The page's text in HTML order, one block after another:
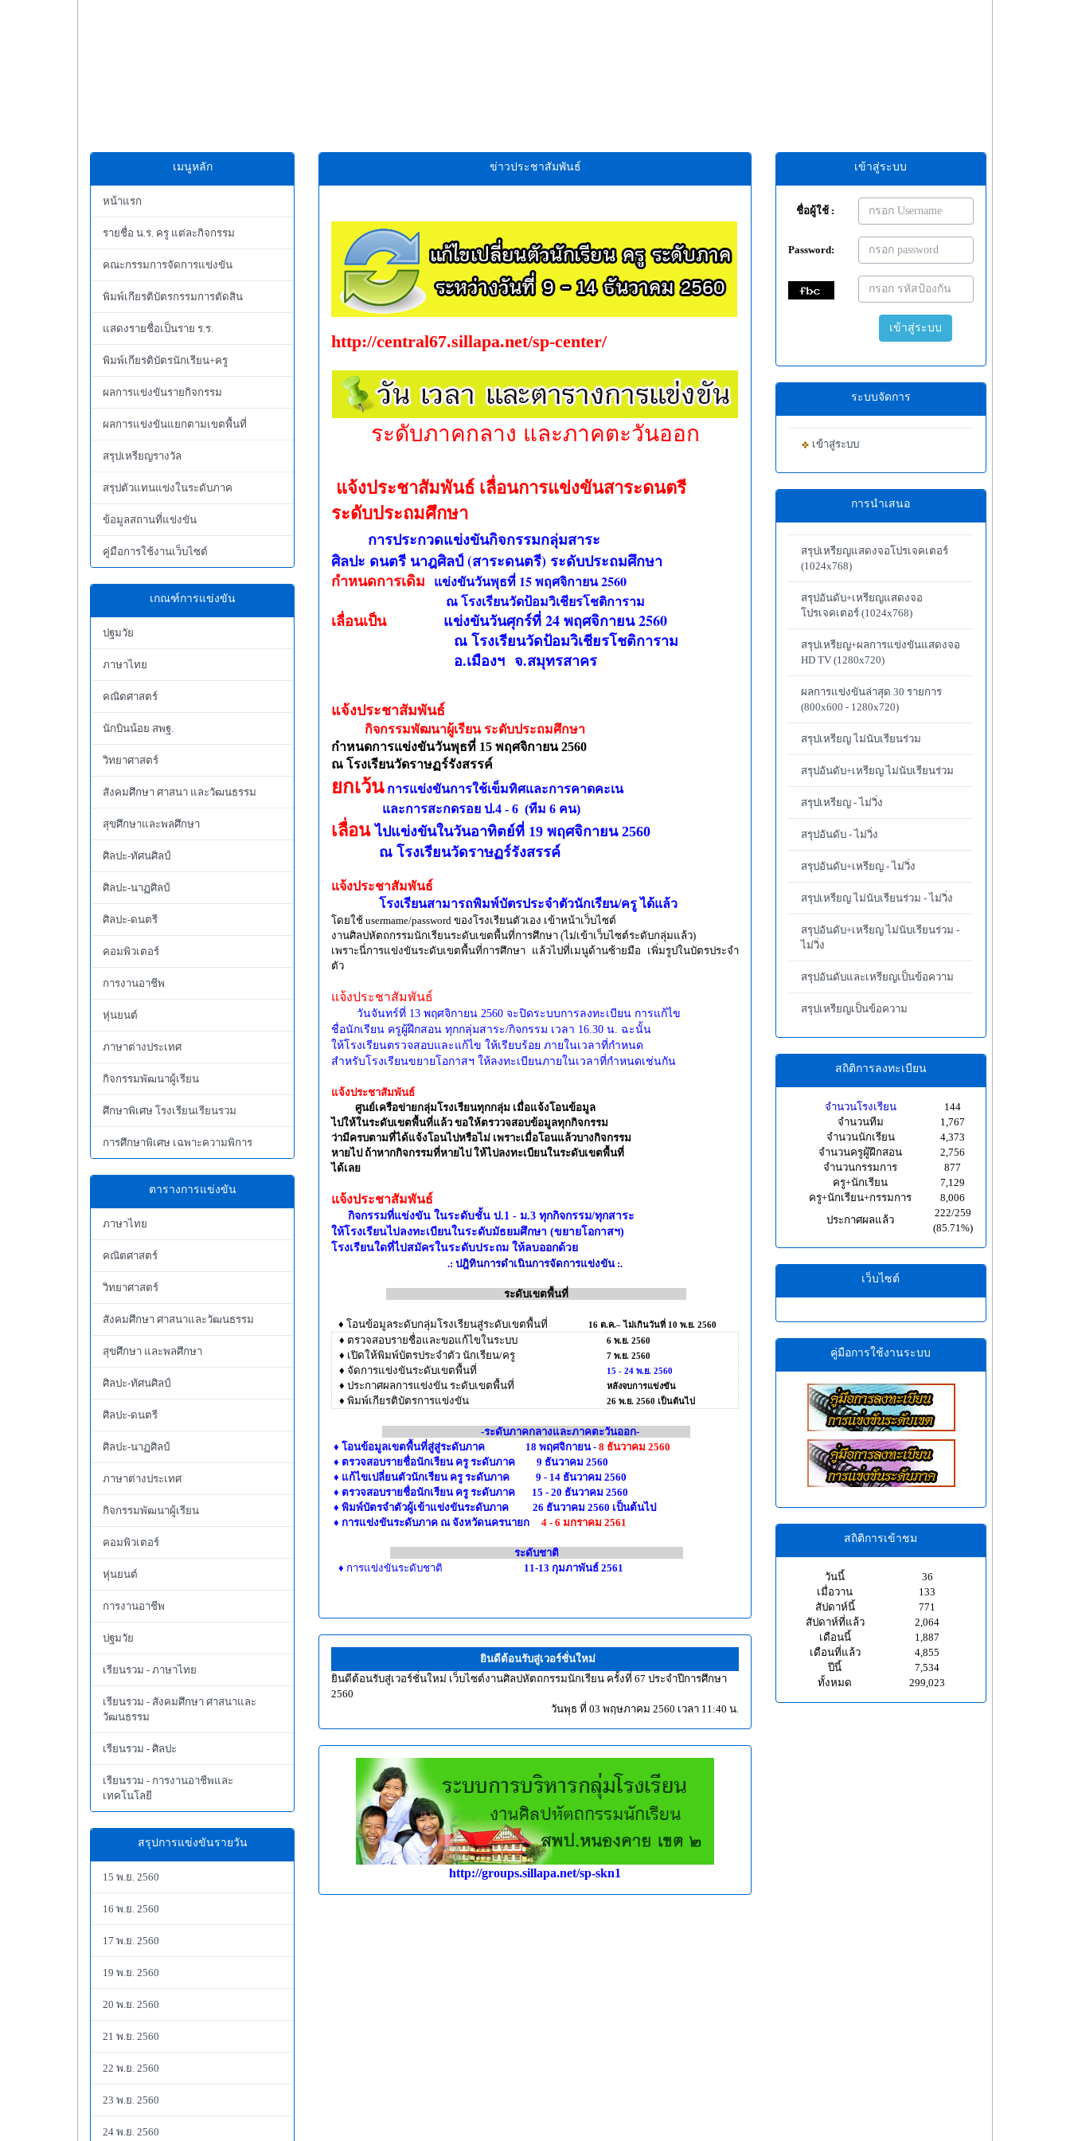
เมนูหลัก
หน้าแรก
รายชื่อ น.ร. ครู แต่ละกิจกรรม
คณะกรรมการจัดการแข่งขัน
พิมพ์เกียรติบัตรกรรมการตัดสิน
แสดงรายชื่อเป็นราย ร.ร.
พิมพ์เกียรติบัตรนักเรียน+ครู
ผลการแข่งขันรายกิจกรรม
ผลการแข่งขันแยกตามเขตพื้นที่
สรุปเหรียญรางวัล
สรุปตัวแทนแข่งในระดับภาค
ข้อมูลสถานที่แข่งขัน
คู่มือการใช้งานเว็บไซต์
เกณฑ์การแข่งขัน
ปฐมวัย
ภาษาไทย
คณิตศาสตร์
นักบินน้อย สพฐ.
วิทยาศาสตร์
สังคมศึกษา ศาสนา และวัฒนธรรม
สุขศึกษาและพลศึกษา
ศิลปะ-ทัศนศิลป์
ศิลปะ-นาฏศิลป์
ศิลปะ-ดนตรี
คอมพิวเตอร์
การงานอาชีพ
หุ่นยนต์
ภาษาต่างประเทศ
กิจกรรมพัฒนาผู้เรียน
ศึกษาพิเศษ โรงเรียนเรียนรวม
การศึกษาพิเศษ เฉพาะความพิการ
ตารางการแข่งขัน
ภาษาไทย
คณิตศาสตร์
วิทยาศาสตร์
สังคมศึกษา ศาสนาและวัฒนธรรม
สุขศึกษา และพลศึกษา
ศิลปะ-ทัศนศิลป์
ศิลปะ-ดนตรี
ศิลปะ-นาฏศิลป์
ภาษาต่างประเทศ
กิจกรรมพัฒนาผู้เรียน
คอมพิวเตอร์
หุ่นยนต์
การงานอาชีพ
ปฐมวัย
เรียนรวม - ภาษาไทย
เรียนรวม - สังคมศึกษา ศาสนาและ
วัฒนธรรม
เรียนรวม - ศิลปะ
เรียนรวม - การงานอาชีพและ
เทคโนโลยี
สรุปการแข่งขันรายวัน
15 พ.ย. 2560
16 พ.ย. 2560
17 พ.ย. 2560
19 พ.ย. 2560
20 พ.ย. 2560
21 พ.ย. 2560
22 พ.ย. 2560
23 พ.ย. 2560
24 พ.ย. 2560
ข่าวประชาสัมพันธ์
http://central67.sillapa.net/sp-center/
ระดับภาคกลาง และภาคตะวันออก
แจ้งประชาสัมพันธ์ เลื่อนการแข่งขันสาระดนตรี
ระดับประถมศึกษา
การประกวดแข่งขันกิจกรรมกลุ่มสาระ
ศิลปะ ดนตรี นาฎศิลป์ (สาระดนตรี) ระดับประถมศึกษา
กำหนดการเดิม แข่งขันวันพุธที่ 15 พฤศจิกายน 2560
ณ โรงเรียนวัดป้อมวิเชียรโชติการาม
เลื่อนเป็น แข่งขันวันศุกร์ที่ 24 พฤศจิกายน 2560
ณ โรงเรียนวัดป้อมวิเชียรโชติการาม
อ.เมืองฯ จ.สมุทรสาคร
แจ้งประชาสัมพันธ์
กิจกรรมพัฒนาผู้เรียน ระดับประถมศึกษา
กำหนดการแข่งขันวันพุธที่ 15 พฤศจิกายน 2560
ณ โรงเรียนวัดราษฏร์รังสรรค์
ยกเว้น การแข่งขันการใช้เข็มทิศและการคาดคะเน
และการสะกดรอย ป.4 - 6 (ทีม 6 คน)
เลื่อนไปแข่งขันในวันอาทิตย์ที่ 19 พฤศจิกายน 2560
ณ โรงเรียนวัดราษฏร์รังสรรค์
แจ้งประชาสัมพันธ์
โรงเรียนสามารถพิมพ์บัตรประจำตัวนักเรียน/ครู ได้แล้ว
โดยใช้ usermame/password ของโรงเรียนตัวเอง เข้าหน้าเว็บไซต์
งานศิลปหัตถกรรมนักเรียนระดับเขตพื้นที่การศึกษา (ไม่เข้าเว็บไซต์ระดับกลุ่มแล้ว)
เพราะนี่การแข่งขันระดับเขตพื้นที่การศึกษา แล้วไปที่เมนูด้านซ้ายมือ เพิ่มรูปในบัตรประจำ
ตัว
แจ้งประชาสัมพันธ์
วันจันทร์ที่ 13 พฤศจิกายน 2560 จะปิดระบบการลงทะเบียน การแก้ไข
ชื่อนักเรียน ครูผู้ฝึกสอน ทุกกลุ่มสาระ/กิจกรรม เวลา 16.30 น. ฉะนั้น
ให้โรงเรียนตรวจสอบและแก้ไข ให้เรียบร้อย ภายในเวลาที่กำหนด
สำหรับโรงเรียนขยายโอกาสฯ ให้ลงทะเบียนภายในเวลาที่กำหนดเช่นกัน
แจ้งประชาสัมพันธ์
ศูนย์เครือข่ายกลุ่มโรงเรียนทุกกลุ่ม เมื่อแจ้งโอนข้อมูล
ไปให้ในระดับเขตพื้นที่แล้ว ขอให้ตรววจสอบข้อมูลทุกกิจกรรม
ว่ามีครบตามที่ได้แจ้งโอนไปหรือไม่ เพราะเมื่อโอนแล้วบางกิจกรรม
หายไป ถ้าหากกิจกรรมที่หายไป ให้ไปลงทะเบียนในระดับเขตพื้นที่
ได้เลย
แจ้งประชาสัมพันธ์
กิจกรรมที่แข่งขัน ในระดับชั้น ป.1 - ม.3 ทุกกิจกรรม/ทุกสาระ
ให้โรงเรียนไปลงทะเบียนในระดับมัธยมศึกษา (ขยายโอกาสฯ)
โรงเรียนใดที่ไปสมัครในระดับประถม ให้ลบออกด้วย
.: ปฎิทินการดำเนินการจัดการแข่งขัน :.
ระดับเขตพื้นที่
♦ โอนข้อมูลระดับกลุ่มโรงเรียนสู่ระดับเขตพื้นที่ 16 ต.ค.– ไม่เกินวันที่ 10 พ.ย. 2560
♦ ตรวจสอบรายชื่อและขอแก้ไขในระบบ 6 พ.ย. 2560
♦ เปิดให้พิมพ์บัตรประจำตัว นักเรียน/ครู 7 พ.ย. 2560
♦ จัดการแข่งขันระดับเขตพื้นที่ 15 - 24 พ.ย. 2560
♦ ประกาศผลการแข่งขัน ระดับเขตพื้นที่ หลังจบการแข่งขัน
♦ พิมพ์เกียรติบัตรการแข่งขัน 26 พ.ย. 2560 เป็นต้นไป
-ระดับภาคกลางและภาคตะวันออก-
♦ โอนข้อมูลเขตพื้นที่สู่สู่ระดับภาค 18 พฤศจิกายน - 8 ธันวาคม 2560
♦ ตรวจสอบรายชื่อนักเรียน ครู ระดับภาค 9 ธันวาคม 2560
♦ แก้ไขเปลี่ยนตัวนักเรียน ครู ระดับภาค 9 - 14 ธันวาคม 2560
♦ ตรวจสอบรายชื่อนักเรียน ครู ระดับภาค 15 - 20 ธันวาคม 2560
♦ พิมพ์บัตรจำตัวผู้เข้าแข่งขันระดับภาค 26 ธันวาคม 2560 เป็นต้นไป
♦ การแข่งขันระดับภาค ณ จังหวัดนครนายก
4 - 6 มกราคม 2561
ระดับชาติ---------------------------------------
♦ การแข่งขันระดับชาติ 11-13 กุมภาพันธ์ 2561
ยินดีต้อนรับสู่เวอร์ชั่นใหม่
ยินดีต้อนรับสู่เวอร์ชั่นใหม่ เว็บไซต์งานศิลปหัตถกรรมนักเรียน ครั้งที่ 67 ประจำปีการศึกษา
2560
วันพุธ ที่ 03 พฤษภาคม 2560 เวลา 11:40 น.
http://groups.sillapa.net/sp-skn1
เข้าสู่ระบบ
ชื่อผู้ใช้ :
Password:
เข้าสู่ระบบ
ระบบจัดการ
เข้าสู่ระบบ
การนำเสนอ
สรุปเหรียญแสดงจอโปรเจคเตอร์
(1024x768)
สรุปอันดับ+เหรียญแสดงจอ
โปรเจคเตอร์ (1024x768)
สรุปเหรียญ+ผลการแข่งขันแสดงจอ
HD TV (1280x720)
ผลการแข่งขันล่าสุด 30 รายการ
(800x600 - 1280x720)
สรุปเหรียญ ไม่นับเรียนร่วม
สรุปอันดับ+เหรียญ ไม่นับเรียนร่วม
สรุปเหรียญ - ไม่วิ่ง
สรุปอันดับ - ไม่วิ่ง
สรุปอันดับ+เหรียญ - ไม่วิ่ง
สรุปเหรียญ ไม่นับเรียนร่วม - ไม่วิ่ง
สรุปอันดับ+เหรียญ ไม่นับเรียนร่วม -
ไม่วิ่ง
สรุปอันดับและเหรียญเป็นข้อความ
สรุปเหรียญเป็นข้อความ
สถิติการลงทะเบียน
จำนวนโรงเรียน
144
จำนวนทีม
1,767
จำนวนนักเรียน
4,373
จำนวนครูผู้ฝึกสอน
2,756
จำนวนกรรมการ
877
ครู+นักเรียน
7,129
ครู+นักเรียน+กรรมการ
8,006
ประกาศผลแล้ว
222/259
(85.71%)
เว็บไซต์
คู่มือการใช้งานระบบ
สถิติการเข้าชม
วันนี้
36
เมื่อวาน
133
สัปดาห์นี้
771
สัปดาห์ที่แล้ว
2,064
เดือนนี้
1,887
เดือนที่แล้ว
4,855
ปีนี้
7,534
ทั้งหมด
299,023